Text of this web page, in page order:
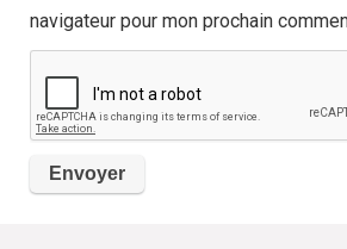
navigateur pour mon prochain